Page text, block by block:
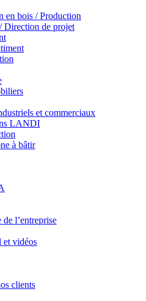
en bois / Production
Direction de projet
et commerciaux
LANDI
à bâtir
de l’entreprise
et vidéos
clients